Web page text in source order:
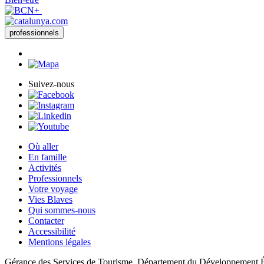
professionnels
Suivez-nous
Où aller
En famille
Activités
Professionnels
Votre voyage
Vies Blaves
Qui sommes-nous
Contacter
Accessibilité
Mentions légales
Gérance des Services de Tourisme. Département du Développement